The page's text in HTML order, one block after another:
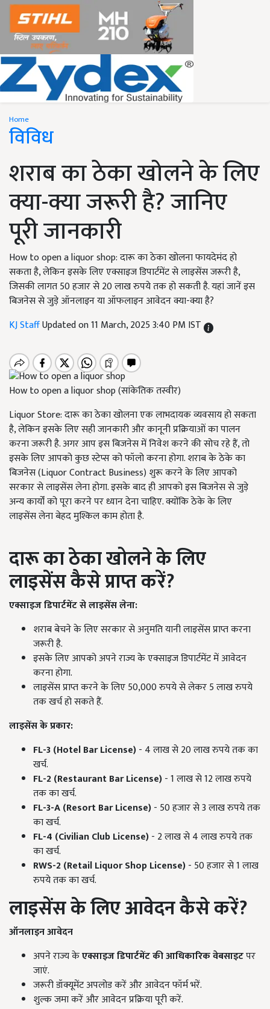
Home
विविध
शराब का ठेका खोलने के लिए
क्या-क्या जरूरी है? जानिए
पूरी जानकारी
How to open a liquor shop: दारू का ठेका खोलना फायदेमंद हो
सकता है, लेकिन इसके लिए एक्साइज डिपार्टमेंट से लाइसेंस जरूरी है,
जिसकी लागत 50 हजार से 20 लाख रुपये तक हो सकती है. यहां जानें इस
बिजनेस से जुड़े ऑनलाइन या ऑफलाइन आवेदन क्या-क्या है?
KJ StaffUpdated on 11 March, 2025 3:40 PM IST
How to open a liquor shop (सांकेतिक तस्वीर)
Liquor Store: दारू का ठेका खोलना एक लाभदायक व्यवसाय हो सकता
है, लेकिन इसके लिए सही जानकारी और कानूनी प्रक्रियाओं का पालन
करना जरूरी है. अगर आप इस बिजनेस में निवेश करने की सोच रहे हैं, तो
इसके लिए आपको कुछ स्टेप्स को फॉलो करना होगा. शराब के ठेके का
बिजनेस (Liquor Contract Business) शुरू करने के लिए आपको
सरकार से लाइसेंस लेना होगा. इसके बाद ही आपको इस बिजनेस से जुड़े
अन्य कार्यों को पूरा करने पर ध्यान देना चाहिए. क्योंकि ठेके के लिए
लाइसेंस लेना बेहद मुश्किल काम होता है.
दारू का ठेका खोलने के लिए
लाइसेंस कैसे प्राप्त करें?
एक्साइज डिपार्टमेंट से लाइसेंस लेना:
शराब बेचने के लिए सरकार से अनुमति यानी लाइसेंस प्राप्त करना
जरूरी है.
इसके लिए आपको अपने राज्य के एक्साइज डिपार्टमेंट में आवेदन
करना होगा.
लाइसेंस प्राप्त करने के लिए 50,000 रुपये से लेकर 5 लाख रुपये
तक खर्च हो सकते हैं.
लाइसेंस के प्रकार:
FL-3 (Hotel Bar License)- 4 लाख से 20 लाख रुपये तक का
खर्च.
FL-2 (Restaurant Bar License)- 1 लाख से 12 लाख रुपये
तक का खर्च.
FL-3-A (Resort Bar License)- 50 हजार से 3 लाख रुपये तक
का खर्च.
FL-4 (Civilian Club License)- 2 लाख से 4 लाख रुपये तक
का खर्च.
RWS-2 (Retail Liquor Shop License)- 50 हजार से 1 लाख
रुपये तक का खर्च.
लाइसेंस के लिए आवेदन कैसे करें?
ऑनलाइन आवेदन
अपने राज्य केएक्साइज डिपार्टमेंट की आधिकारिक वेबसाइटपर
जाएं.
जरूरी डॉक्यूमेंट अपलोड करें और आवेदन फॉर्म भरें.
शुल्क जमा करें और आवेदन प्रक्रिया पूरी करें.